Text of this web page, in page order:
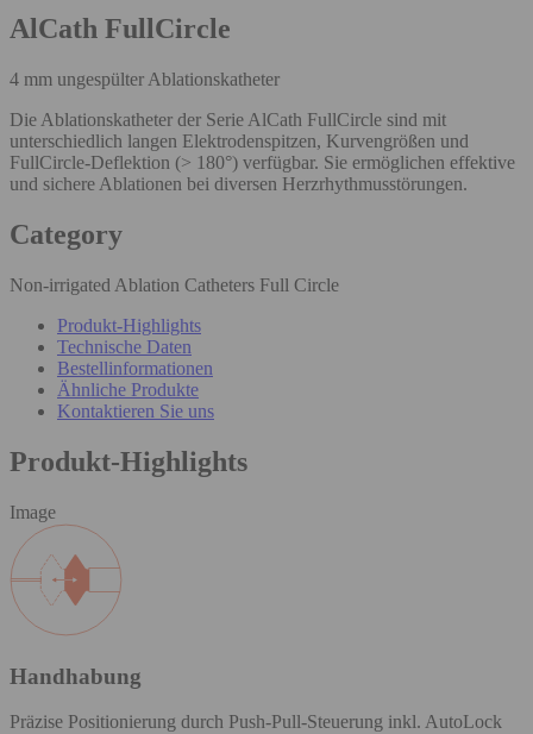
AlCath FullCircle
4 mm ungespülter Ablationskatheter
Die Ablationskatheter der Serie AlCath FullCircle sind mit
unterschiedlich langen Elektrodenspitzen, Kurvengrößen und
FullCircle-Deflektion (> 180°) verfügbar. Sie ermöglichen effektive
und sichere Ablationen bei diversen Herzrhythmusstörungen.
Category
Non-irrigated Ablation Catheters Full Circle
Produkt-Highlights
Technische Daten
Bestellinformationen
Ähnliche Produkte
Kontaktieren Sie uns
Produkt-Highlights
Image
Handhabung
Präzise Positionierung durch Push-Pull-Steuerung inkl. AutoLock